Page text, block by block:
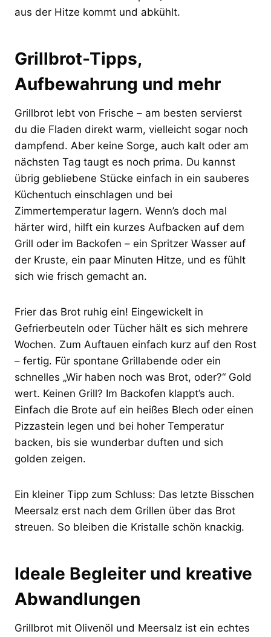
aus der Hitze kommt und abkühlt.
Grillbrot-Tipps,
Aufbewahrung und mehr
Grillbrot lebt von Frische – am besten servierst
du die Fladen direkt warm, vielleicht sogar noch
dampfend. Aber keine Sorge, auch kalt oder am
nächsten Tag taugt es noch prima. Du kannst
übrig gebliebene Stücke einfach in ein sauberes
Küchentuch einschlagen und bei
Zimmertemperatur lagern. Wenn’s doch mal
härter wird, hilft ein kurzes Aufbacken auf dem
Grill oder im Backofen – ein Spritzer Wasser auf
der Kruste, ein paar Minuten Hitze, und es fühlt
sich wie frisch gemacht an.
Frier das Brot ruhig ein! Eingewickelt in
Gefrierbeuteln oder Tücher hält es sich mehrere
Wochen. Zum Auftauen einfach kurz auf den Rost
– fertig. Für spontane Grillabende oder ein
schnelles „Wir haben noch was Brot, oder?“ Gold
wert. Keinen Grill? Im Backofen klappt’s auch.
Einfach die Brote auf ein heißes Blech oder einen
Pizzastein legen und bei hoher Temperatur
backen, bis sie wunderbar duften und sich
golden zeigen.
Ein kleiner Tipp zum Schluss: Das letzte Bisschen
Meersalz erst nach dem Grillen über das Brot
streuen. So bleiben die Kristalle schön knackig.
Ideale Begleiter und kreative
Abwandlungen
Grillbrot mit Olivenöl und Meersalz ist ein echtes